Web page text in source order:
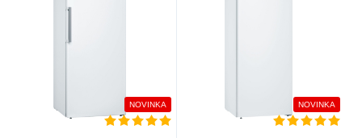
NOVINKA NOVINKA